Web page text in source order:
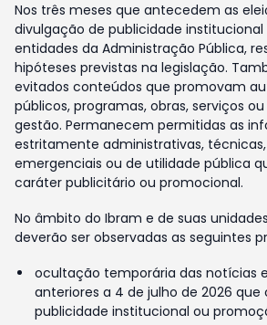
Nos três meses que antecedem as
divulgação de publicidade institucional
entidades da Administração Pública,
hipóteses previstas na legislação.
evitados conteúdos que promovam
públicos, programas, obras, serviços
gestão. Permanecem permitidas as
estritamente administrativas, técnicas,
emergenciais ou de utilidade pública
caráter publicitário ou promocional.
No âmbito do Ibram e de suas
deverão ser observadas as seguintes
ocultação temporária das notícias
anteriores a 4 de julho de 2026
publicidade institucional ou